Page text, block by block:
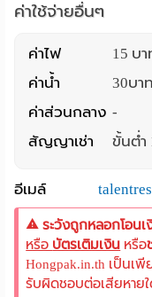
ค่าใช้จ่ายอื่นๆ
ค่าไฟ
15 บ
ค่าน้ำ
30บา
ค่าส่วนกลาง -
สัญญาเช่า
ขั้นต่ำ
อีเมล์
ระวังถูกหลอกโอนเ
หรือ บัตรเติมเงิน หรือ
Hongpak.in.th เป็นเ
รับผิดชอบต่อเสียหาย